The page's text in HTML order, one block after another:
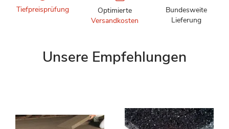
Tiefpreisprüfung
Optimierte
Versandkosten
Bundesweite
Lieferung
Unsere Empfehlungen